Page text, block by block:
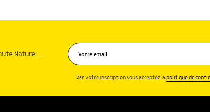
Nature, …
Par votre inscription vous acceptez lapolitique de